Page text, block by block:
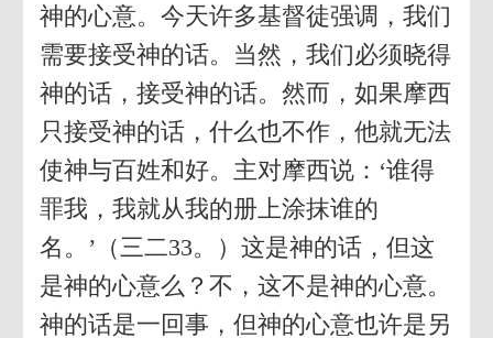
神的心意。今天许多基督徒强调，我们
需要接受神的话。当然，我们必须晓得
神的话，接受神的话。然而，如果摩西
只接受神的话，什么也不作，他就无法
使神与百姓和好。主对摩西说：‘谁得
罪我，我就从我的册上涂抹谁的
名。’（三二33。）这是神的话，但这
是神的心意么？不，这不是神的心意。
神的话是一回事，但神的心意也许是另